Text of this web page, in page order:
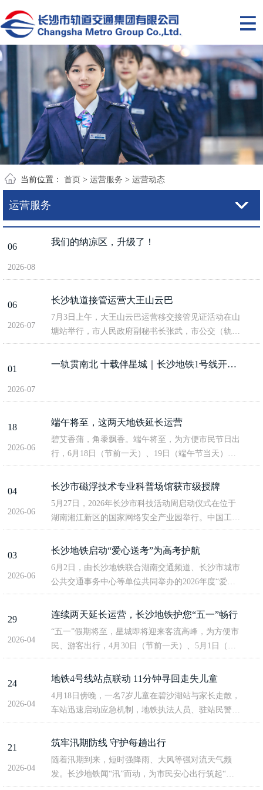
当前位置： 首页 > 运营服务 > 运营动态
运营服务
06
2026-08
我们的纳凉区，升级了！
06
2026-07
长沙轨道接管运营大王山云巴
7月3日上午，大王山云巴运营移交接管见证活动在山
塘站举行，市人民政府副秘书长张武，市公交（轨
道）公安局局长陈魁昱，市国资委四级调研员周红
日，市城市公共交通事务中心轨道运营部部长刘俊
01
2026-07
一轨贯南北 十载伴星城｜长沙地铁1号线开通运营十周年
18
2026-06
端午将至，这两天地铁延长运营
碧艾香蒲，角黍飘香。端午将至，为方便市民节日出
行，6月18日（节前一天）、19日（端午节当天），
长沙地铁全线网将延长运营至24:00，其中，3号线红
桥站—湘潭北站区段延长至23:00。端午假期，长沙
04
2026-06
长沙市磁浮技术专业科普场馆获市级授牌
5月27日，2026年长沙市科技活动周启动仪式在位于
湖南湘江新区的国家网络安全产业园举行。中国工程
院外籍院士、湖南大学教授史才军，省科技厅党组成
员、副厅长朱春光，市人民政府党组成员、副市长佟
03
2026-06
长沙地铁启动“爱心送考”为高考护航
6月2日，由长沙地铁联合湖南交通频道、长沙市城市
公共交通事务中心等单位共同举办的2026年度“爱心
送考”活动正式启动。今年高考期间，长沙地铁将推
出考生免费乘车、志愿服务台以及爱心预约等多项举
29
2026-04
连续两天延长运营，长沙地铁护您“五一”畅行
“五一”假期将至，星城即将迎来客流高峰，为方便市
民、游客出行，4月30日（节前一天）、5月1日（假
期首日），长沙地铁全线网延长运营服务至24:00，
其中3号线红桥站—湘潭北站区段延长至23:00。节日
24
2026-04
地铁4号线站点联动 11分钟寻回走失儿童
4月18日傍晚，一名7岁儿童在碧沙湖站与家长走散，
车站迅速启动应急机制，地铁执法人员、驻站民警协
同作战，仅用11分钟，便成功找回走失儿童。当日18
时05分，正值客运晚高峰，一名乘客焦急地向地铁执
21
2026-04
筑牢汛期防线 守护每趟出行
随着汛期到来，短时强降雨、大风等强对流天气频
发。长沙地铁闻“汛”而动，为市民安心出行筑起“防
护墙”。早在汛期来临前，长沙地铁便已对全线车